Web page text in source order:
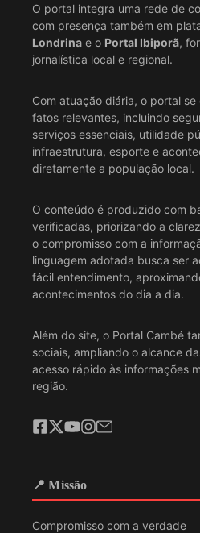
O portal integra uma rede de
com presença também em
Londrina e o Portal Ibiporã,
jornalística local e regional.
Com atuação diária, o portal
fatos relevantes, incluindo
serviços essenciais, utilidade
infraestrutura, esporte e
diretamente a população local.
O conteúdo é produzido com
verificadas, priorizando a
o compromisso com a
linguagem adotada busca ser
fácil entendimento,
acontecimentos do dia a dia.
Além do site, o Portal Cambé
sociais, ampliando o alcance
acesso rápido às informações
região.
📍 Missão
Compromisso com a verdade